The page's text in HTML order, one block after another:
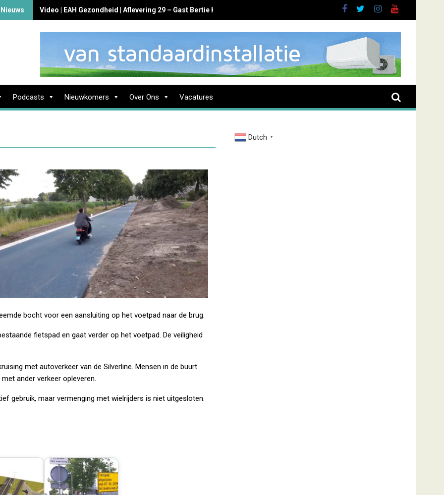
Video | EAH Gezondheid | Aflevering 29 – Gast Bertie Koussen
Podcasts Nieuwkomers Over Ons Vacatures
bocht voor een aansluiting op het voetpad naar de brug.
fietspad en gaat verder op het voetpad. De veiligheid
met autoverkeer van de Silverline. Mensen in de buurt
ander verkeer opleveren.
gebruik, maar vermenging met wielrijders is niet uitgesloten.
Dutch ▼